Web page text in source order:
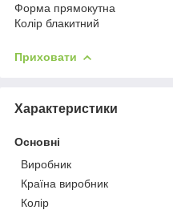
Форма прямокутна
Колір блакитний
Приховати
Характеристики
Основні
Виробник
Країна виробник
Колір